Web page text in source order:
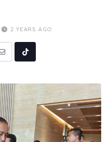
2 YEARS AGO
Share
Tiktok